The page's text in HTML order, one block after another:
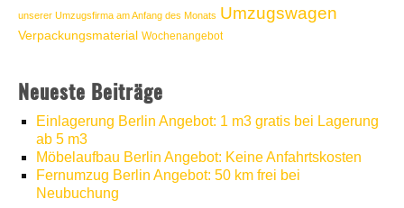
unserer Umzugsfirma am Anfang des Monats Umzugswagen
Verpackungsmaterial Wochenangebot
Neueste Beiträge
Einlagerung Berlin Angebot: 1 m3 gratis bei Lagerung
ab 5 m3
Möbelaufbau Berlin Angebot: Keine Anfahrtskosten
Fernumzug Berlin Angebot: 50 km frei bei
Neubuchung